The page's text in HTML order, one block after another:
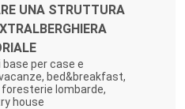
UNA STRUTTURA
base per case e
bed&breakfast,
lombarde,
house